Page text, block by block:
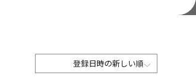
登録日時の新しい順